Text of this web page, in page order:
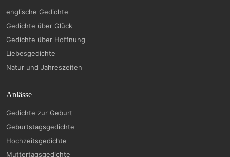
englische Gedichte
Gedichte über Glück
Gedichte über Hoffnung
Liebesgedichte
Natur und Jahreszeiten
Anlässe
Gedichte zur Geburt
Geburtstagsgedichte
Hochzeitsgedichte
Muttertagsgedichte